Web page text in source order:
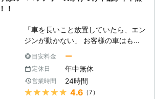
！
「車を長いこと放置していたら、エン
ジンが動かない」 お客様の車はもし
ているかもしれません。車は放ってお
いても自然放電をおこなっているの
で、勝手にバッテリー内の電気は消耗
していきます。そのため、長いこと車
目安料金 ー
定休日 年中無休
営業時間 24時間
★★★★★ 4.6 （7）